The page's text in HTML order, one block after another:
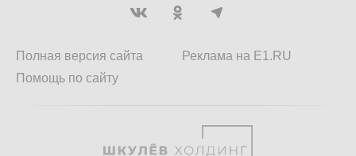
Полная версия сайта
Помощь по сайту
Реклама на E1.RU